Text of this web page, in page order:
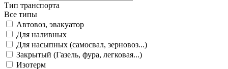
Тип транспорта
Все типы
Автовоз, эвакуатор
Для наливных
Для насыпных (самосвал, зерновоз...)
Закрытый (Газель, фура, легковая...)
Изотерм